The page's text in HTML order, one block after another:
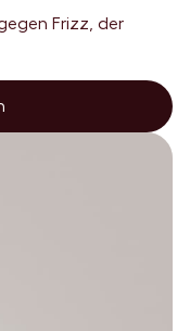
Frizz, der